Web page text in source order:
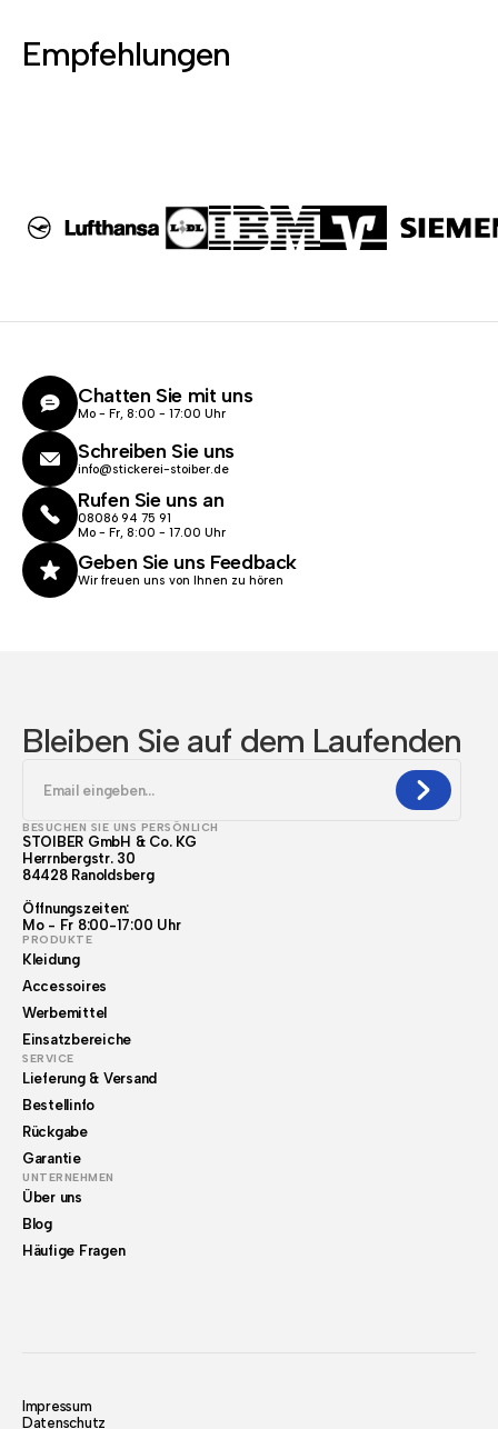
Empfehlungen
Chatten Sie mit uns
Mo - Fr, 8:00 - 17:00 Uhr
Schreiben Sie uns
info@stickerei-stoiber.de
Rufen Sie uns an
08086 94 75 91
Mo - Fr, 8:00 - 17.00 Uhr
Geben Sie uns Feedback
Wir freuen uns von Ihnen zu hören
Bleiben Sie auf dem Laufenden
BESUCHEN SIE UNS PERSÖNLICH
STOIBER GmbH & Co. KG
Herrnbergstr. 30
84428 Ranoldsberg
Öffnungszeiten:
Mo - Fr 8:00-17:00 Uhr
PRODUKTE
Kleidung
Accessoires
Werbemittel
Einsatzbereiche
SERVICE
Lieferung & Versand
Bestellinfo
Rückgabe
Garantie
UNTERNEHMEN
Über uns
Blog
Häufige Fragen
Impressum
Datenschutz